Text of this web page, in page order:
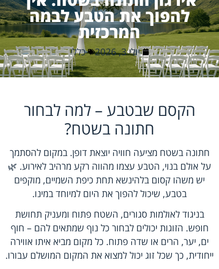
להפוך את הטבע לבמה
המרכזית
יולי 3, 2026 כללי
הקסם שבטבע – למה לבחור
חתונה בשטח?
חתונה בשטח מציעה חוויה יוצאת דופן. במקום להסתמך
על אולם בנוי, הטבע עצמו מהווה רקע מרהיב לאירוע. 🌿
יש משהו קסום בלהינשא תחת כיפת השמיים, מוקפים
בטבע, שיכול להפוך את היום למיוחד במינו.
בניגוד לאולמות סגורים, השטח פתוח ומעניק תחושת
חופש. הזוגות יכולים לבחור כל נוף שמתאים להם – חוף
ים, יער, הרים או שדה פתוח. כל מקום מביא איתו אווירה
ייחודית, כך שכל זוג יכול למצוא את המקום המושלם עבורו.